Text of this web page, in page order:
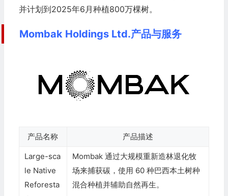
并计划到2025年6月种植800万棵树。
Mombak Holdings Ltd.产品与服务
产品名称 产品描述
Large-sca
le Native
Reforesta
Mombak 通过大规模重新造林退化牧
场来捕获碳，使用 60 种巴西本土树种
混合种植并辅助自然再生。